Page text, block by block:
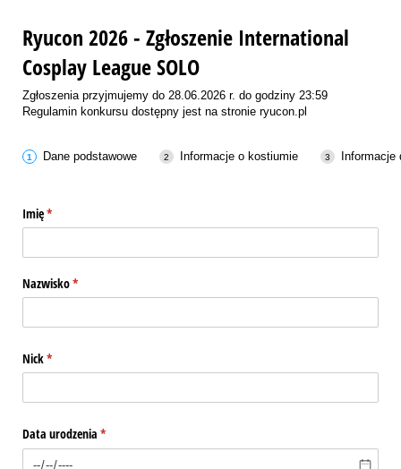
Ryucon 2026 - Zgłoszenie International
Cosplay League SOLO
Zgłoszenia przyjmujemy do 28.06.2026 r. do godziny 23:59
Regulamin konkursu dostępny jest na stronie ryucon.pl
Dane podstawowe Informacje o kostiumie Informacje
Imię*
(wymagane)
Nazwisko*
(wymagane)
Nick*
(wymagane)
Data urodzenia *
(wymagane)